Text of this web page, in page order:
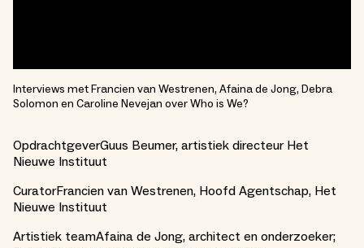
Interviews met Francien van Westrenen, Afaina de Jong, Debra
Solomon en Caroline Nevejan over Who is We?
OpdrachtgeverGuus Beumer, artistiek directeur Het
Nieuwe Instituut
CuratorFrancien van Westrenen, Hoofd Agentschap, Het
Nieuwe Instituut
Artistiek teamAfaina de Jong, architect en onderzoeker;